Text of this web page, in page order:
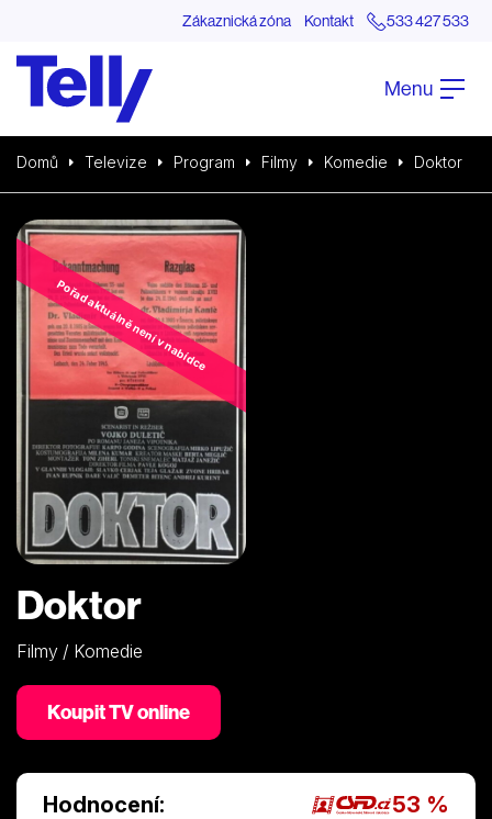
Zákaznická zóna Kontakt 533 427 533
Menu
Domů Televize Program Filmy Komedie Doktor
Pořad aktuálně není v nabídce
Doktor
Filmy / Komedie
Koupit TV online
Hodnocení: 53 %